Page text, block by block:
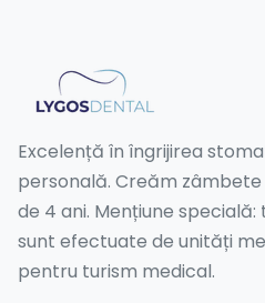
Excelență în îngrijirea
personală. Creăm
de 4 ani. Mențiune
sunt efectuate de unități
pentru turism medical.